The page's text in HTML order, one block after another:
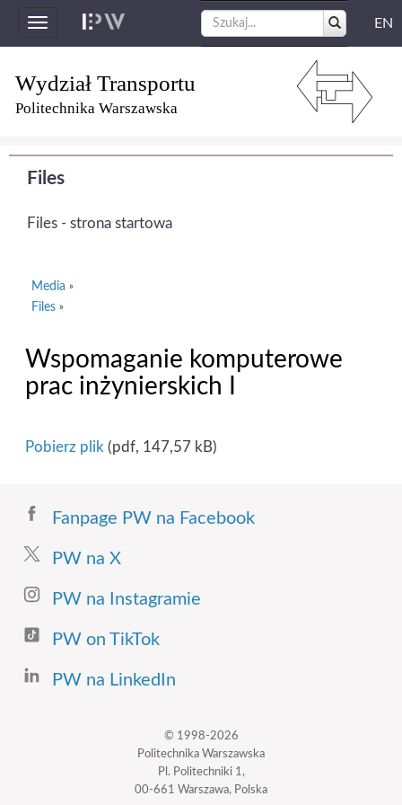
Toggle
navigation
EN
Wydział Transportu
Politechnika Warszawska
Files
Files - strona startowa
Media »
Files »
Wspomaganie komputerowe
prac inżynierskich I
Pobierz plik (pdf, 147,57 kB)
Fanpage PW na Facebook
PW na X
PW na Instagramie
PW on TikTok
PW na LinkedIn
© 1998-2026
Politechnika Warszawska
Pl. Politechniki 1,
00-661 Warszawa, Polska